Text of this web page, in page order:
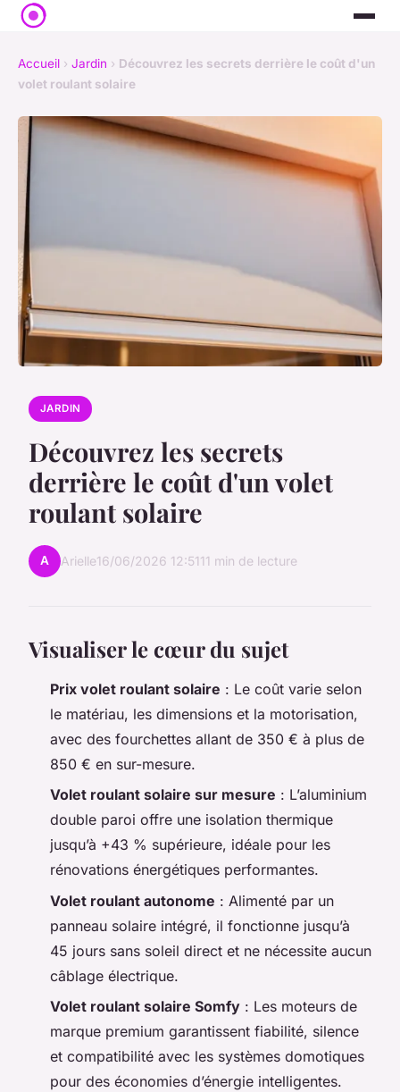
Accueil › Jardin › Découvrez les secrets derrière le coût d'un
volet roulant solaire
JARDIN
Découvrez les secrets
derrière le coût d'un volet
roulant solaire
A Arielle16/06/2026 12:5111 min de lecture
Visualiser le cœur du sujet
Prix volet roulant solaire : Le coût varie selon
le matériau, les dimensions et la motorisation,
avec des fourchettes allant de 350 € à plus de
850 € en sur-mesure.
Volet roulant solaire sur mesure : L’aluminium
double paroi offre une isolation thermique
jusqu’à +43 % supérieure, idéale pour les
rénovations énergétiques performantes.
Volet roulant autonome : Alimenté par un
panneau solaire intégré, il fonctionne jusqu’à
45 jours sans soleil direct et ne nécessite aucun
câblage électrique.
Volet roulant solaire Somfy : Les moteurs de
marque premium garantissent fiabilité, silence
et compatibilité avec les systèmes domotiques
pour des économies d’énergie intelligentes.